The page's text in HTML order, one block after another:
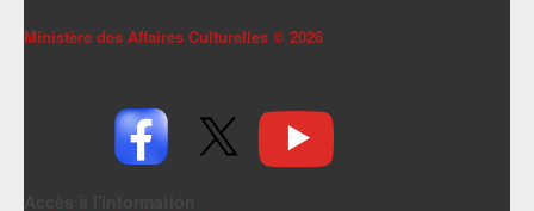
Ministère des Affaires Culturelles © 2026